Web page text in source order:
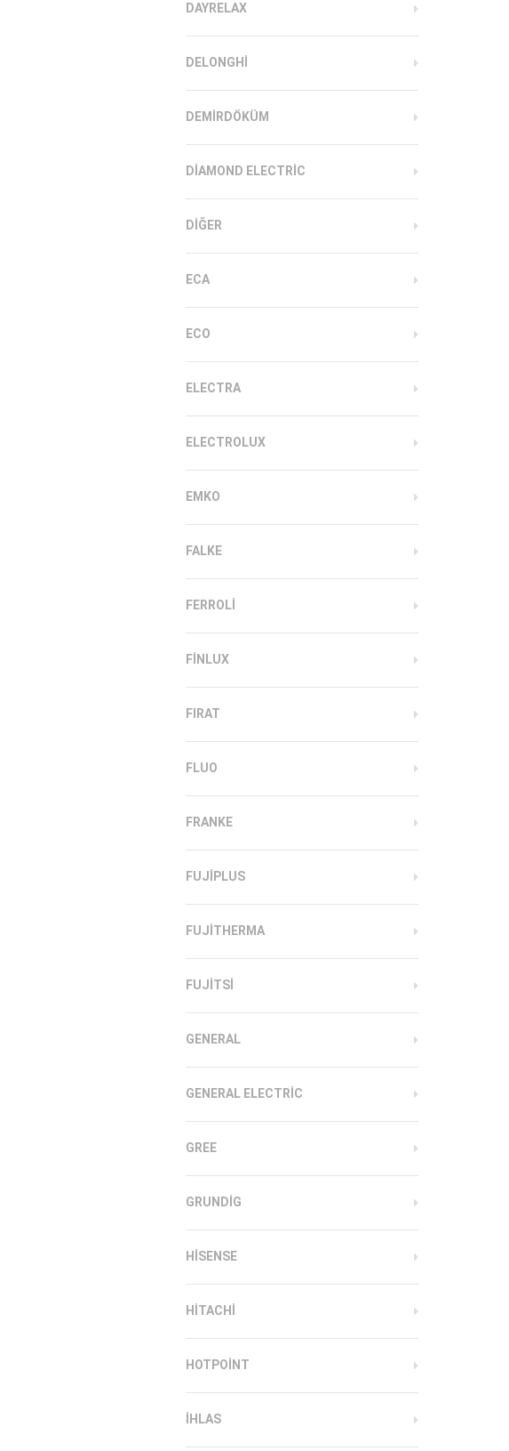
DAYRELAX
DELONGHI
DEMIRDÖKÜM
DIAMOND ELECTRIC
DIĞER
ECA
ECO
ELECTRA
ELECTROLUX
EMKO
FALKE
FERROLI
FINLUX
FIRAT
FLUO
FRANKE
FUJIPLUS
FUJITHERMA
FUJITSI
GENERAL
GENERAL ELECTRIC
GREE
GRUNDIG
HISENSE
HITACHI
HOTPOINT
IHLAS